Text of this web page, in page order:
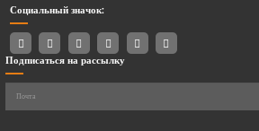
Социальный значок:
Подписаться на рассылку